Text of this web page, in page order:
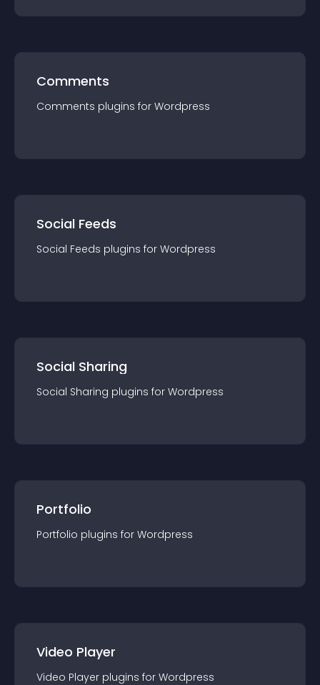
Comments
Comments plugins for Wordpress
Social Feeds
Social Feeds plugins for Wordpress
Social Sharing
Social Sharing plugins for Wordpress
Portfolio
Portfolio plugins for Wordpress
Video Player
Video Player plugins for Wordpress